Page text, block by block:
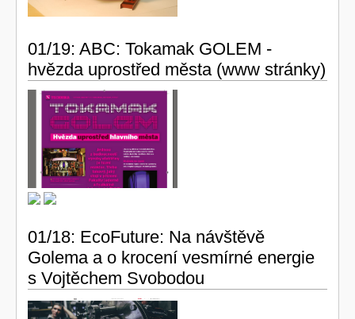
01/19: ABC: Tokamak GOLEM -
hvězda uprostřed města (www stránky)
01/18: EcoFuture: Na návštěvě
Golema a o krocení vesmírné energie
s Vojtěchem Svobodou